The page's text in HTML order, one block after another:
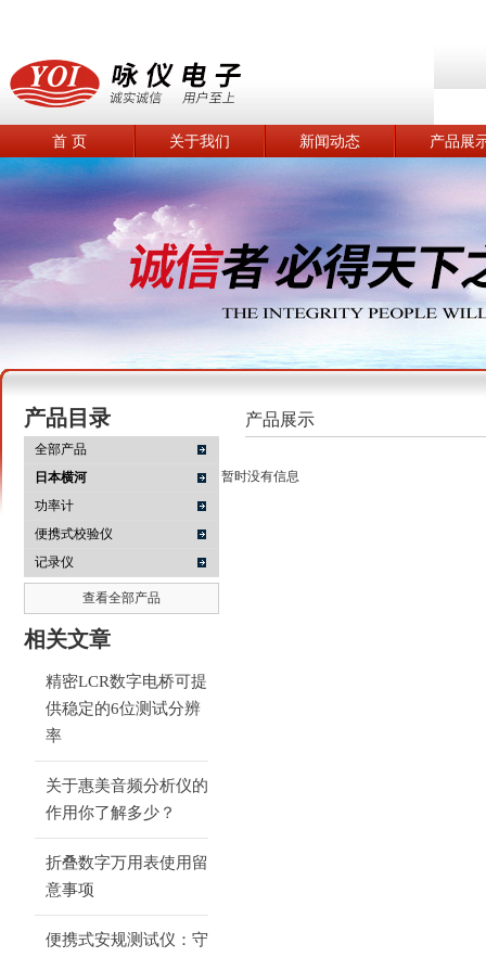
南京咏仪电子科技有限公司
首 页 关于我们 新闻动态 产品展
产品目录
全部产品
日本横河
功率计
便携式校验仪
记录仪
查看全部产品
相关文章
精密LCR数字电桥可提
供稳定的6位测试分辨
率
关于惠美音频分析仪的
作用你了解多少？
折叠数字万用表使用留
意事项
便携式安规测试仪：守
产品展示
暂时没有信息